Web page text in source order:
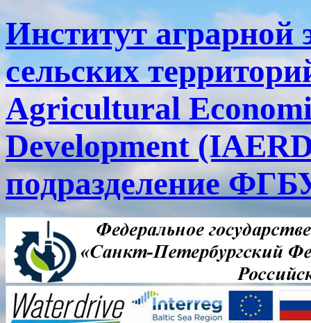
Институт аграрной
сельских
Agricultural
Development
подразделение